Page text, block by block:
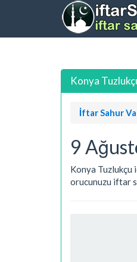
Konya
İftar Sahur
9
Konya Tuzlukçu
orucunuzu iftar